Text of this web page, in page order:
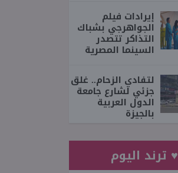
إيرادات فيلم
الجواهرجي بشباك
التذاكر تتصدر
السينما المصرية
لتفادي الزحام.. غلق
جزئي لشارع جامعة
الدول العربية
بالجيزة
♥ ترند اليوم